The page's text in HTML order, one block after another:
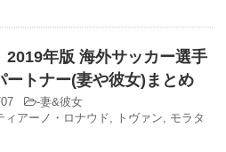
2019年版 海外サッカー選手
ートナー(妻や彼女)まとめ
-妻&彼女
ィアーノ・ロナウド, トヴァン, モラタ